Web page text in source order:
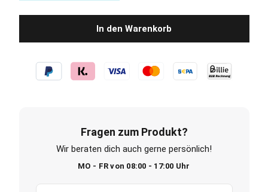
In den Warenkorb
Fragen zum Produkt?
Wir beraten dich auch gerne persönlich!
MO - FR von 08:00 - 17:00 Uhr